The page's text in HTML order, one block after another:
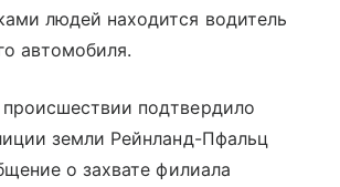
людей находится водитель
автомобиля.
подтвердило
земли Рейнланд-Пфальц
о захвате филиала